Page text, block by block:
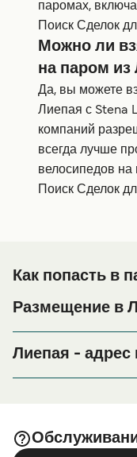
паромах,
Поиск Сделок
Можно ли
на паром из
Да, вы можете
Лиепая с Stena
компаний
всегда лучше
велосипедов
Поиск Сделок
Как попасть в
Размещение в
его окрестностях
если вы ищете
Лиепая - адрес